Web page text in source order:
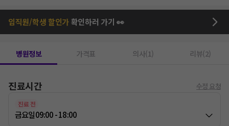
임직원/학생 할인가확인하러 가기 👀
병원정보 가격표 의사(1) 리뷰(2)
진료시간 수정 요청
진료 전
금요일09:00 - 18:00